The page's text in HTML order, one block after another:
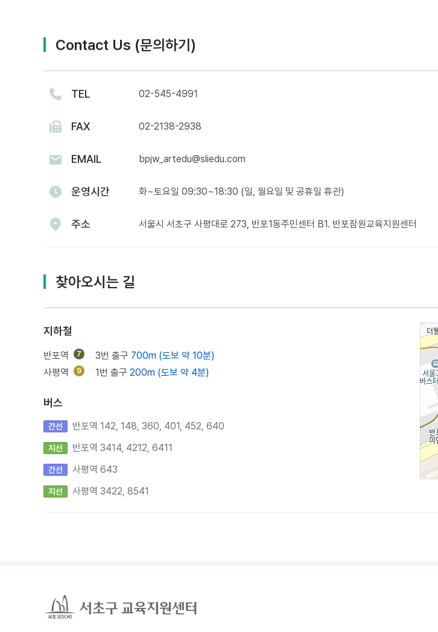
Contact Us (문의하기)
TEL 02-545-4991
FAX 02-2138-2938
EMAIL bpjw_artedu@sliedu.com
운영시간 화~토요일 09:30~18:30 (일, 월요일 및 공휴일 휴관)
주소 서울시 서초구 사평대로 273, 반포1동주민센터 B1. 반포잠원교육지원센터​
찾아오시는 길
지하철
반포역 7 3번 출구 700m (도보 약 10분)
사평역
9 1번 출구 200m (도보 약 4분)
버스
간선 반포역 142, 148, 360, 401, 452, 640
지선 반포역 3414, 4212, 6411
간선 사평역 643
지선 사평역 3422, 8541